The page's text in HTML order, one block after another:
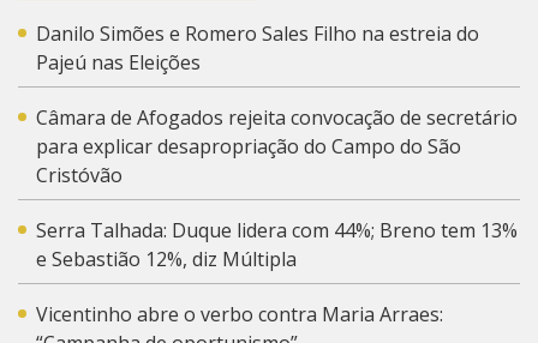
Danilo Simões e Romero Sales Filho na estreia do
Pajeú nas Eleições
Câmara de Afogados rejeita convocação de secretário
para explicar desapropriação do Campo do São
Cristóvão
Serra Talhada: Duque lidera com 44%; Breno tem 13%
e Sebastião 12%, diz Múltipla
Vicentinho abre o verbo contra Maria Arraes: